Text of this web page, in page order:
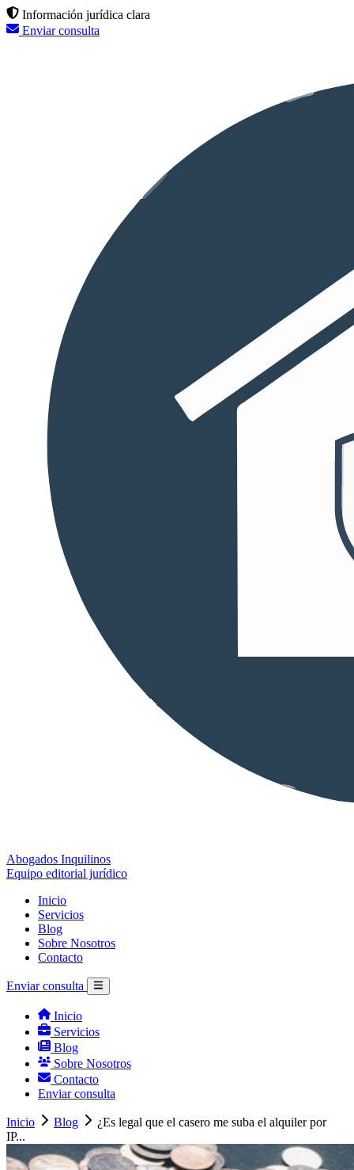
Información jurídica clara
Enviar consulta
Abogados Inquilinos
Equipo editorial jurídico
Inicio
Servicios
Blog
Sobre Nosotros
Contacto
Enviar consulta
Inicio
Servicios
Blog
Sobre Nosotros
Contacto
Enviar consulta
Inicio Blog
¿Es legal que el casero me suba el alquiler por
IP...